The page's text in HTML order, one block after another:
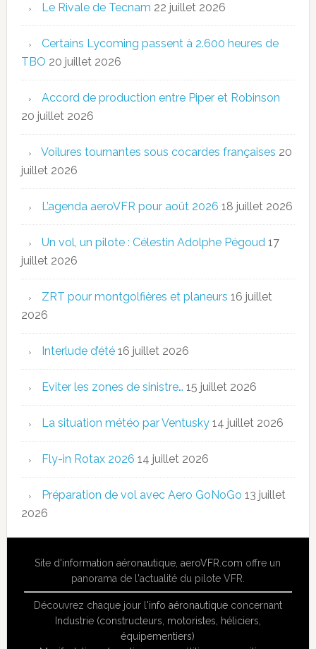
Le Rivale de Tecnam 22 juillet 2026
Certains Lycoming passent à 2.600 heures de
TBO 20 juillet 2026
Accord de production entre Piper et Robinson
20 juillet 2026
Voilures tournantes sous cocardes françaises 20
juillet 2026
L’agenda aeroVFR pour août 2026 18 juillet 2026
Un vol, un pilote : Célestin Adolphe Pégoud 17
juillet 2026
ZRT pour montgolfières et planeurs 16 juillet
2026
Interlude d’été 16 juillet 2026
Eviter les zones de sinistre… 15 juillet 2026
La situation météo par Ventusky 14 juillet 2026
Fly-in Rotax 2026 14 juillet 2026
Préparation de vol avec Aero GoNoGo 13 juillet
2026
Site d'information aéronautique,aeroVFR.com offre un
panorama de l'actualité du pilote VFR.
Découvrez chaque jour l'info aéronautiqueconcernant
Industrie (constructeurs, motoristes, héliciers,
équipementiers)